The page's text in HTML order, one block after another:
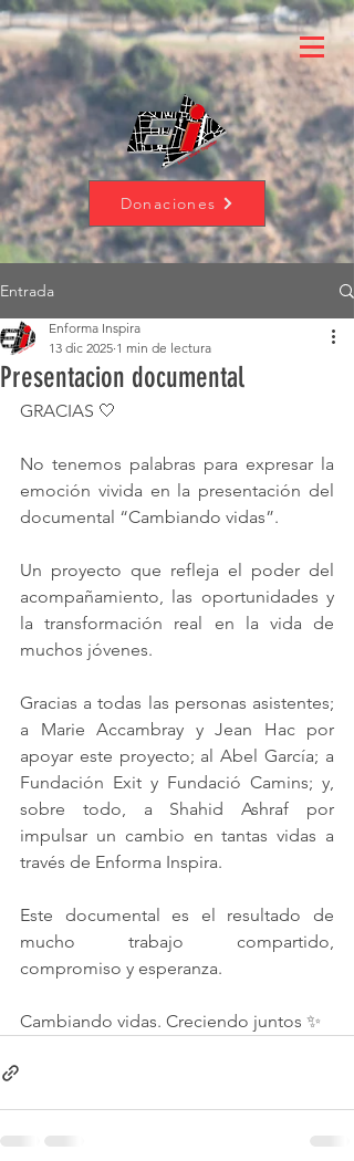
Donaciones
Entrada
Presentacion documental
Enforma Inspira
13 dic 2025 1 min de lectura
GRACIAS 🤍
No tenemos palabras para expresar la
emoción vivida en la presentación del
documental “Cambiando vidas”.
Un proyecto que refleja el poder del
acompañamiento, las oportunidades y
la transformación real en la vida de
muchos jóvenes.
Gracias a todas las personas asistentes;
a Marie Accambray y Jean Hac por
apoyar este proyecto; al Abel García; a
Fundación Exit y Fundació Camins; y,
sobre todo, a Shahid Ashraf por
impulsar un cambio en tantas vidas a
través de Enforma Inspira.
Este documental es el resultado de
mucho trabajo compartido,
compromiso y esperanza.
Cambiando vidas. Creciendo juntos ✨